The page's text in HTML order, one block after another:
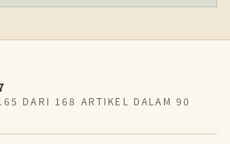
DARI 168 ARTIKEL DALAM 90